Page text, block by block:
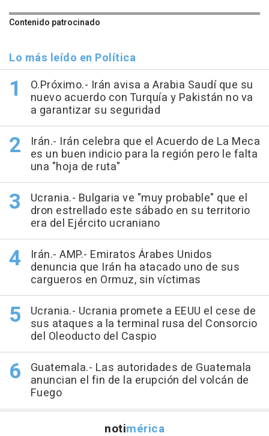
Contenido patrocinado
Lo más leído en Política
O.Próximo.- Irán avisa a Arabia Saudí que su
nuevo acuerdo con Turquía y Pakistán no va
a garantizar su seguridad
Irán.- Irán celebra que el Acuerdo de La Meca
es un buen indicio para la región pero le falta
una "hoja de ruta"
Ucrania.- Bulgaria ve "muy probable" que el
dron estrellado este sábado en su territorio
era del Ejército ucraniano
Irán.- AMP.- Emiratos Árabes Unidos
denuncia que Irán ha atacado uno de sus
cargueros en Ormuz, sin víctimas
Ucrania.- Ucrania promete a EEUU el cese de
sus ataques a la terminal rusa del Consorcio
del Oleoducto del Caspio
Guatemala.- Las autoridades de Guatemala
anuncian el fin de la erupción del volcán de
Fuego
notimérica